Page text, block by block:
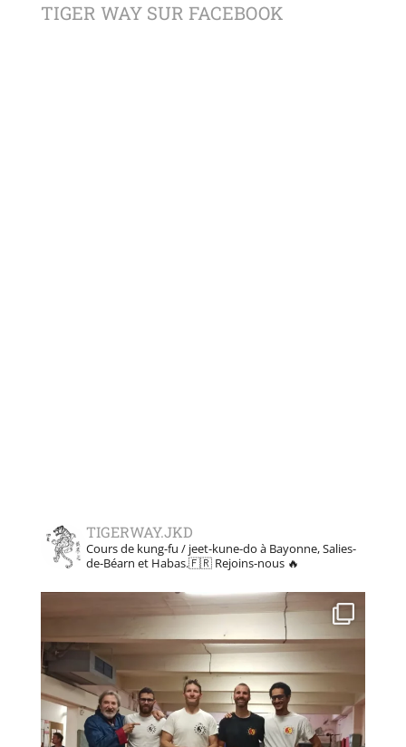
TIGER WAY SUR FACEBOOK
TIGERWAY.JKD
Cours de kung-fu / jeet-kune-do à Bayonne, Salies-
de-Béarn et Habas.🇫🇷 Rejoins-nous 🔥